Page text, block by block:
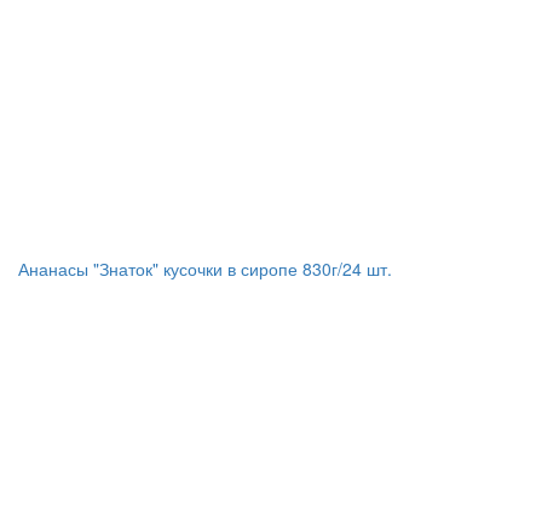
Ананасы "Знаток" кусочки в сиропе 830г/24 шт.